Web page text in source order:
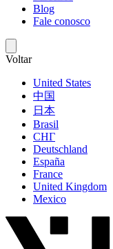
Blog
Fale conosco
Voltar
United States
中国
日本
Brasil
СНГ
Deutschland
España
France
United Kingdom
Mexico